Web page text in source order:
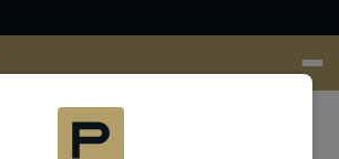
željeni izvor na google pretrazi